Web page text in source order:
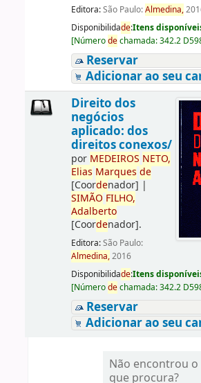
Editora:São Paulo:Almedina,
Disponibilidade:Itens
[Númerodechamada:342.2
Reservar
Adicionar ao seu
Direito dos
negócios
aplicado: dos
direitos conexos/
por MEDEIROS NETO,
Elias Marques de
[Coordenador] |
SIMÃO FILHO,
Adalberto
[Coordenador].
Editora:São Paulo:
Almedina,2016
Disponibilidade:Itens
[Númerodechamada:342.2
Reservar
Adicionar ao seu
Não encontrou o
que procura?